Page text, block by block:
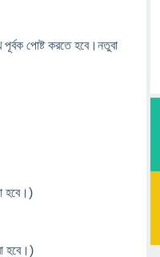
পোষ্ট করতে হবে।নতুবা
হবে।)
হবে।)